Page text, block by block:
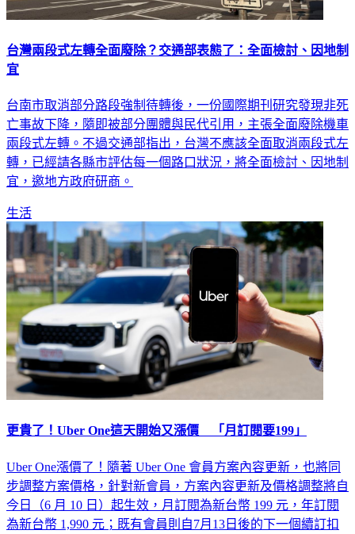
台灣兩段式左轉全面廢除？交通部表態了：全面檢討、因地制
宜
台南市取消部分路段強制待轉後，一份國際期刊研究發現非死
亡事故下降，隨即被部分團體與民代引用，主張全面廢除機車
兩段式左轉。不過交通部指出，台灣不應該全面取消兩段式左
轉，已經請各縣市評估每一個路口狀況，將全面檢討、因地制
宜，邀地方政府研商。
生活
更貴了！Uber One這天開始又漲價 「月訂閱要199」
Uber One漲價了！隨著 Uber One 會員方案內容更新，也將同
步調整方案價格，針對新會員，方案內容更新及價格調整將自
今日（6 月 10 日）起生效，月訂閱為新台幣 199 元，年訂閱
為新台幣 1,990 元；既有會員則自7月13日後的下一個續訂扣